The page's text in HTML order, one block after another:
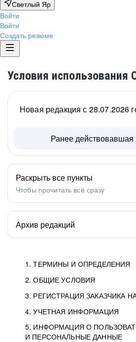
Светлый Яр
Войти
Войти
Создать резюме
Условия использования
1. ТЕРМИНЫ И ОПРЕДЕЛЕНИЯ
2. ОБЩИЕ УСЛОВИЯ
3. РЕГИСТРАЦИЯ ЗАКАЗЧИКА
4. УЧЕТНАЯ ИНФОРМАЦИЯ
5. ИНФОРМАЦИЯ О
И ПЕРСОНАЛЬНЫЕ ДАННЫЕ
Новая редакция с 28.07.2026
Ранее действовавшая
Раскрыть все пункты
Чтобы прочитать всё сразу
Архив редакций